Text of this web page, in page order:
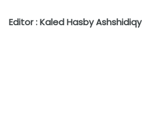
Editor : Kaled Hasby Ashshidiqy